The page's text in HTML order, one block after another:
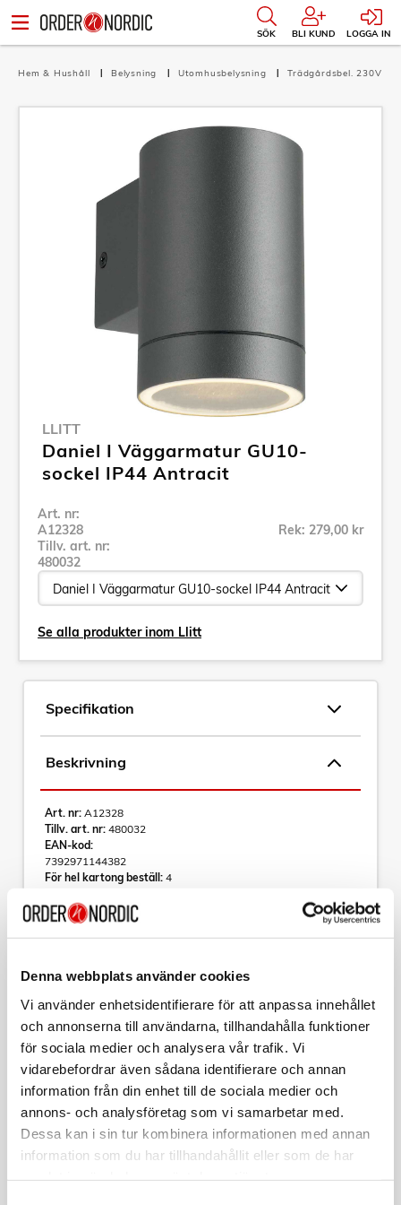
Denna webbplats använder cookies
Vi använder enhetsidentifierare för att anpassa innehållet
och annonserna till användarna, tillhandahålla funktioner
för sociala medier och analysera vår trafik. Vi
vidarebefordrar även sådana identifierare och annan
information från din enhet till de sociala medier och
annons- och analysföretag som vi samarbetar med.
Dessa kan i sin tur kombinera informationen med annan
information som du har tillhandahållit eller som de har
SÖK BLI KUND LOGGA IN
Hem & Hushåll Belysning Utomhusbelysning Trädgårdsbel. 230V
LLITT
Daniel I Väggarmatur GU10-
sockel IP44 Antracit
Art. nr:
A12328
Tillv. art. nr:
480032
Rek: 279,00 kr
Se alla produkter inom Llitt
Specifikation
Beskrivning
Art. nr: A12328
Tillv. art. nr: 480032
EAN-kod:
7392971144382
För hel kartong beställ: 4
Daniel I GU10 Antracit
Daniel I erbjuder form och elegans i ett lite mindre paket.
nedåtriktade ljus mycket att erbjuda trots sin lilla storlek.
möjlighet att välja vilken ljusstyrka och färgtemperatur du vill
ha.
Med sin IP44-klassning står Daniel I alltid redo att erbjuda dig
ett elegant sken av trygghet i mörkret oavsett väder och med
sina tre färgalternativ anpassar sig Daniel I efter dig och dina
Ljusteknisk data
Ljusspridning: Symmetrisk
Läs mer
Sortera
Varumärke
Tillbehör Kollektion
6-pack LED GU10 50W Dimbar WarmGlow